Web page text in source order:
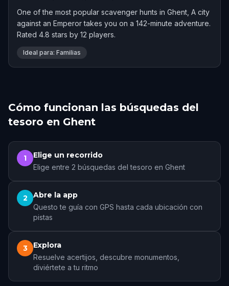
One of the most popular scavenger hunts in Ghent, A city
against an Emperor takes you on a 142-minute adventure.
Rated 4.8 stars by 12 players.
Ideal para: Familias
Cómo funcionan las búsquedas del
tesoro en Ghent
1 Elige un recorrido
Elige entre 2 búsquedas del tesoro en Ghent
2 Abre la app
Questo te guía con GPS hasta cada ubicación con
pistas
3 Explora
Resuelve acertijos, descubre monumentos,
diviértete a tu ritmo